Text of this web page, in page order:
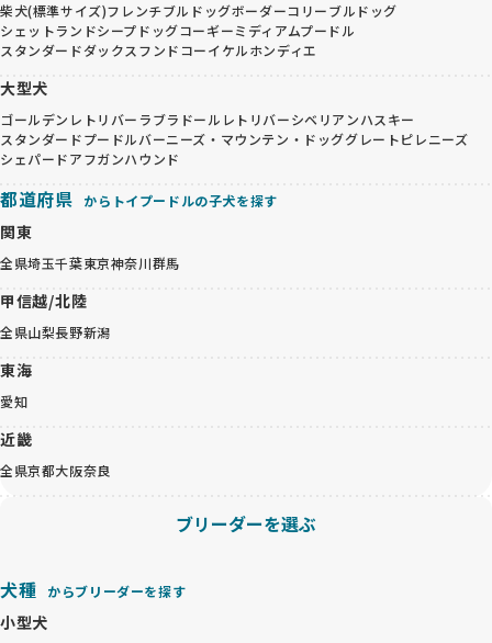
柴犬(標準サイズ)フレンチブルドッグボーダーコリーブルドッグ
シェットランドシープドッグコーギーミディアムプードル
スタンダードダックスフンドコーイケルホンディエ
大型犬
ゴールデンレトリバー ラブラドールレトリバーシベリアンハスキー
スタンダードプードルバーニーズ・マウンテン・ドッググレートピレニーズ
シェパードアフガンハウンド
都道府県 からトイプードルの子犬を探す
関東
全県埼玉千葉東京神奈川群馬
甲信越/北陸
全県山梨長野新潟
東海
愛知
近畿
全県京都大阪奈良
ブリーダーを選ぶ
犬種 からブリーダーを探す
小型犬